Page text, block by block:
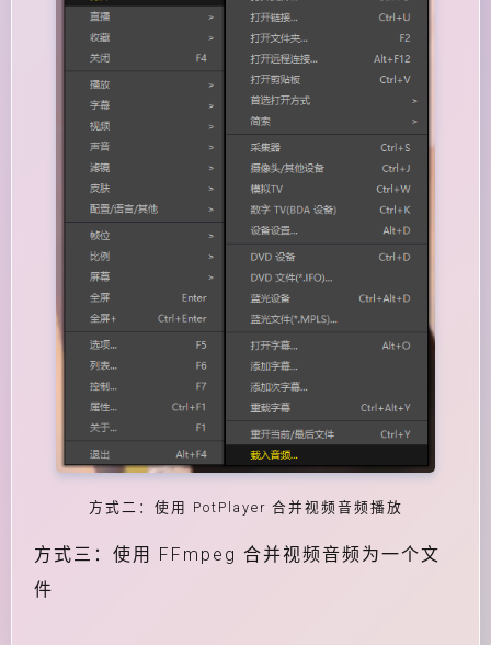
方式二：使用 PotPlayer 合并视频音频播放
方式三：使用 FFmpeg 合并视频音频为一个文
件